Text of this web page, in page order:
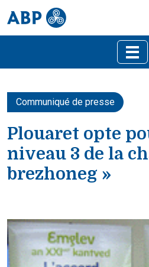
Communiqué de presse
Plouaret opte
niveau 3 de la
brezhoneg »